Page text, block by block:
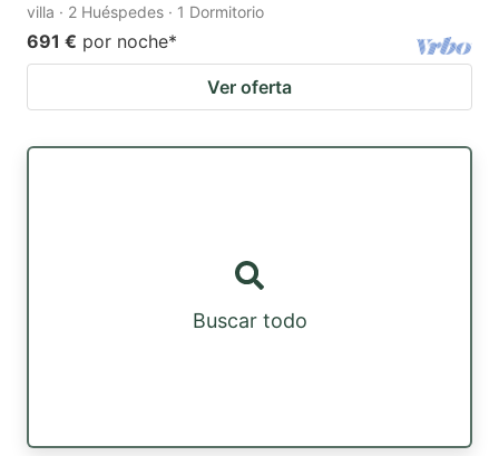
villa · 2 Huéspedes · 1 Dormitorio
691 € por noche*
Ver oferta
Buscar todo